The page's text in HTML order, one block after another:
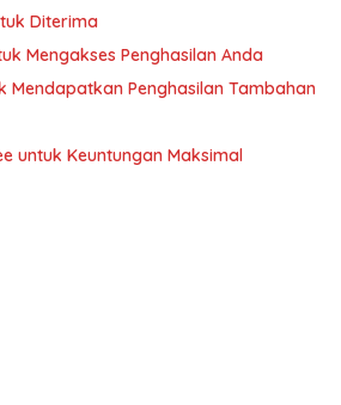
Diterima
Mengakses Penghasilan Anda
Mendapatkan Penghasilan Tambahan
untuk Keuntungan Maksimal